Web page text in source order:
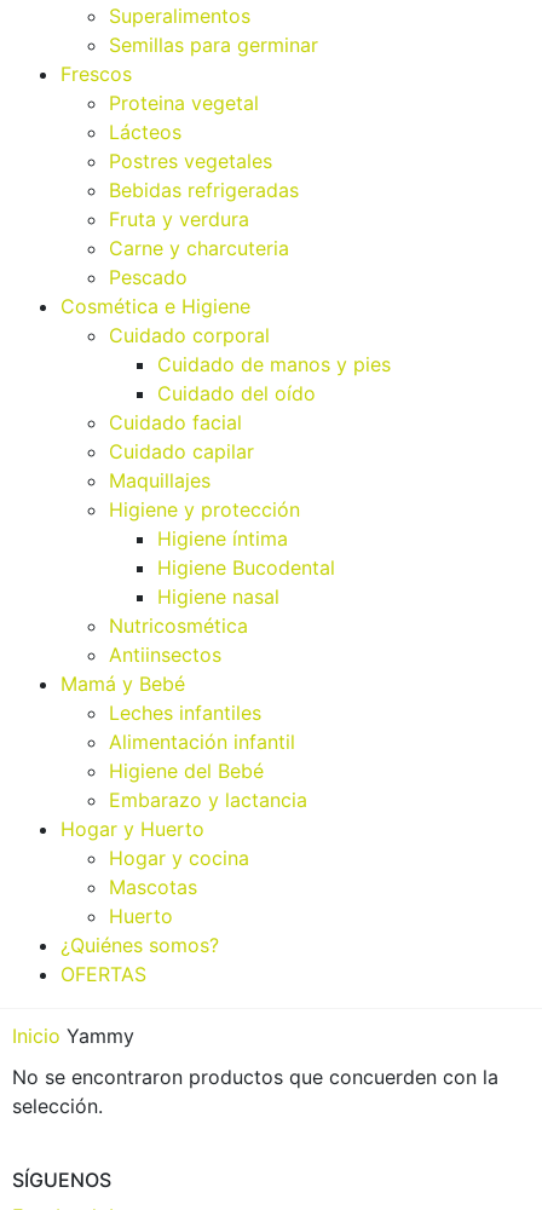
Superalimentos
Semillas para germinar
Frescos
Proteina vegetal
Lácteos
Postres vegetales
Bebidas refrigeradas
Fruta y verdura
Carne y charcuteria
Pescado
Cosmética e Higiene
Cuidado corporal
Cuidado de manos y pies
Cuidado del oído
Cuidado facial
Cuidado capilar
Maquillajes
Higiene y protección
Higiene íntima
Higiene Bucodental
Higiene nasal
Nutricosmética
Antiinsectos
Mamá y Bebé
Leches infantiles
Alimentación infantil
Higiene del Bebé
Embarazo y lactancia
Hogar y Huerto
Hogar y cocina
Mascotas
Huerto
¿Quiénes somos?
OFERTAS
Inicio Yammy
No se encontraron productos que concuerden con la
selección.
SÍGUENOS